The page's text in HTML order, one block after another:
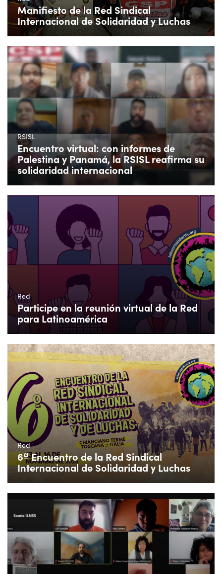
Manifiesto de la Red Sindical
Internacional de Solidaridad y Luchas
RSISL
Encuentro virtual: con informes de
Palestina y Panamá, la RSISL reafirma su
solidaridad internacional
Red
Participe en la reunión virtual de la Red
para Latinoamérica
Red
6ª Encuentro de la Red Sindical
Internacional de Solidaridad y Luchas